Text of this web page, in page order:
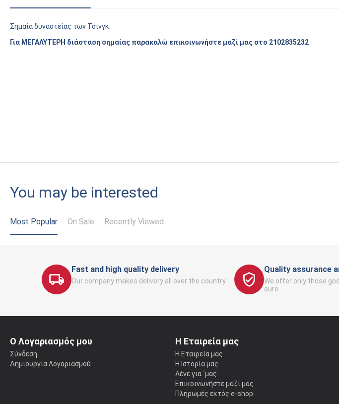
Σημαία δυναστείας των Τσινγκ.
Για ΜΕΓΑΛΥΤΕΡΗ διάσταση σημαίας παρακαλώ επικοινωνήστε μαζί μας στο 2102835232
You may be interested
Most Popular On Sale Recently Viewed
Fast and high quality delivery
Our company makes delivery all over the country
Quality assurance
We offer only those
sure
Ο Λογαριασμός μου
Σύνδεση
Δημιουργία Λογαριασμού
Η Εταιρεία μας
Η Εταιρεία μας
Η Ιστορία μας
Λένε για ΄μας
Επικοινωνήστε μαζί μας
Πληρωμές εκτός e-shop